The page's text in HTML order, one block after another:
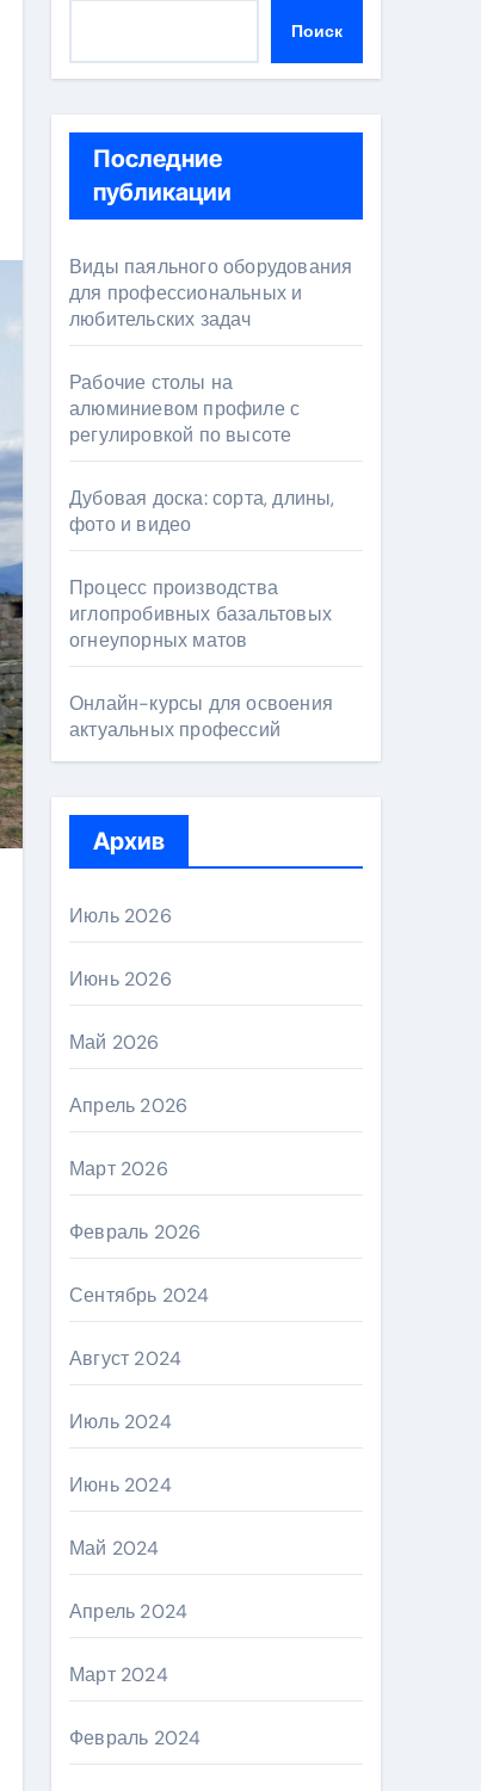
Поиск
Последние
публикации
Виды паяльного оборудования
для профессиональных и
любительских задач
Рабочие столы на
алюминиевом профиле с
регулировкой по высоте
Дубовая доска: сорта, длины,
фото и видео
Процесс производства
иглопробивных базальтовых
огнеупорных матов
Онлайн-курсы для освоения
актуальных профессий
Архив
Июль 2026
Июнь 2026
Май 2026
Апрель 2026
Март 2026
Февраль 2026
Сентябрь 2024
Август 2024
Июль 2024
Июнь 2024
Май 2024
Апрель 2024
Март 2024
Февраль 2024